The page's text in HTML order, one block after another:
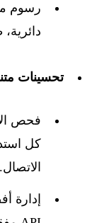
رسوم
تحسينات
فحص
كل
الاتصال.
إدارة